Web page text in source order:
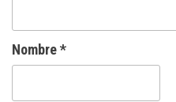
Nombre*